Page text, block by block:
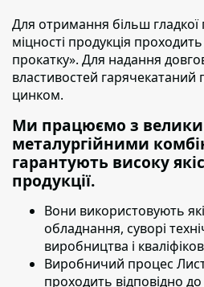
Для отримання більш гладкої
міцності продукція
прокатку». Для надання
властивостей гарячекатаний
цинком.
Ми працюємо з
металургійними
гарантують високу
продукції.
Вони використовують
обладнання, суворі
виробництва і
Виробничий процес
проходить відповідно